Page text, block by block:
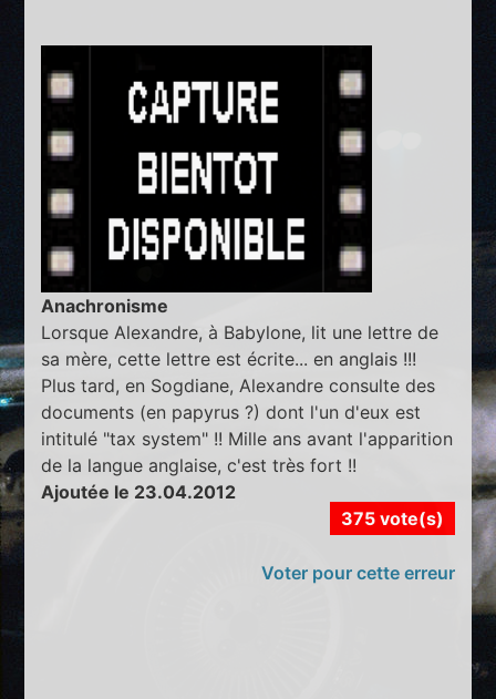
Anachronisme
Lorsque Alexandre, à Babylone, lit une lettre de
sa mère, cette lettre est écrite... en anglais !!!
Plus tard, en Sogdiane, Alexandre consulte des
documents (en papyrus ?) dont l'un d'eux est
intitulé "tax system" !! Mille ans avant l'apparition
de la langue anglaise, c'est très fort !!
Ajoutée le 23.04.2012
375 vote(s)
Voter pour cette erreur